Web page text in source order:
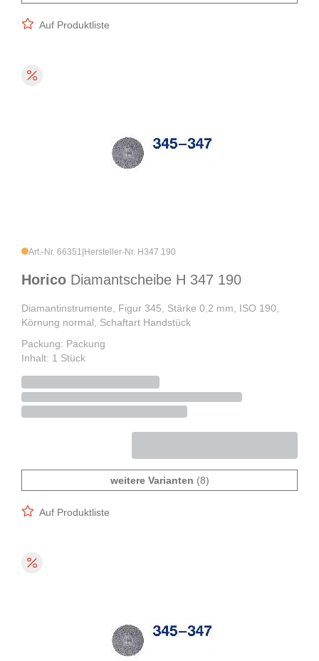
Auf Produktliste
Art.-Nr. 66351 Hersteller-Nr. H347 190
Horico Diamantscheibe H 347 190
Diamantinstrumente, Figur 345, Stärke 0,2 mm, ISO 190,
Körnung normal, Schaftart Handstück
Packung: Packung
Inhalt: 1 Stück
weitere Varianten (8)
Auf Produktliste